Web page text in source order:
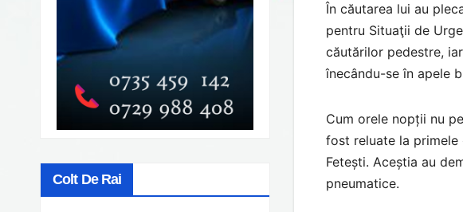
Colt De Rai
În căutarea lui au
pentru Situaţii de
căutărilor pedestre,
înecându-se în apele
Cum orele nopții nu
fost reluate la
Fetești. Aceștia au
pneumatice.